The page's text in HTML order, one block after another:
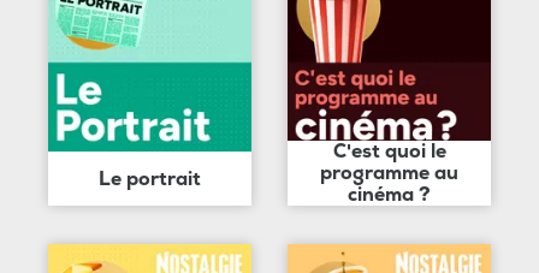
Le portrait
C'est quoi le
programme au
cinéma ?